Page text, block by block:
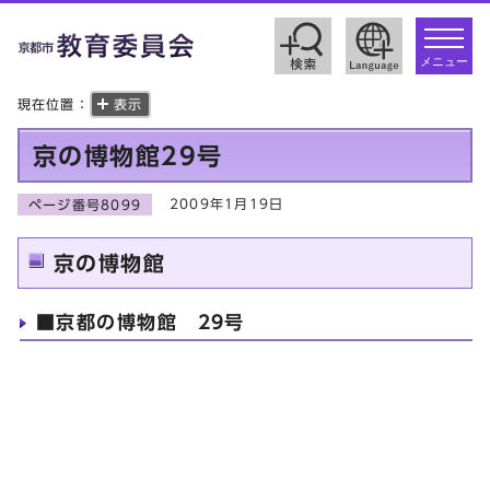
toggle
メニュー
現在位置： 表示
京の博物館29号
ページ番号8099 2009年1月19日
京の博物館
■京都の博物館 29号